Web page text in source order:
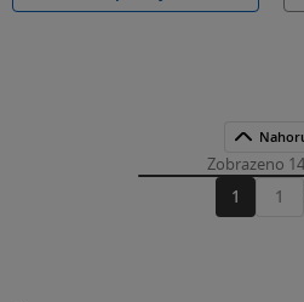
Zobrazeno
1
Přejít